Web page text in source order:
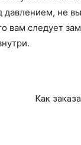
давлением, не
вам следует
Как